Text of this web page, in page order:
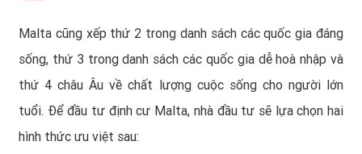
Malta cũng xếp thứ 2 trong danh sách các quốc gia đáng
sống, thứ 3 trong danh sách các quốc gia dễ hoà nhập và
thứ 4 châu Âu về chất lượng cuộc sống cho người lớn
tuổi. Để đầu tư định cư Malta, nhà đầu tư sẽ lựa chọn hai
hình thức ưu việt sau: